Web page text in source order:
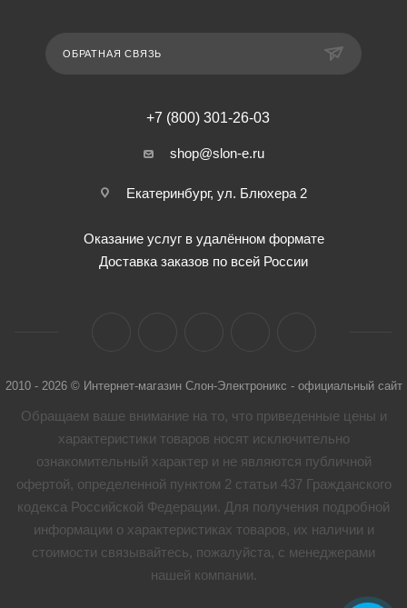
ОБРАТНАЯ СВЯЗЬ
+7 (800) 301-26-03
shop@slon-e.ru
Екатеринбург, ул. Блюхера 2
Оказание услуг в удалённом формате
Доставка заказов по всей России
2010 - 2026 © Интернет-магазин Слон-Электроникс - официальный сайт
Обращаем ваше внимание на то, что приведенные цены и
характеристики товaров носят исключительно
ознакомительный характер и не являются публичной
офертой, определенной пунктом 2 статьи 437 Гражданского
кодекса Российской Федерации. Для получения подробной
информации о характеристиках товaров, их наличии и
стоимости связывайтесь, пожалуйста, с менеджерами
нашей компании.